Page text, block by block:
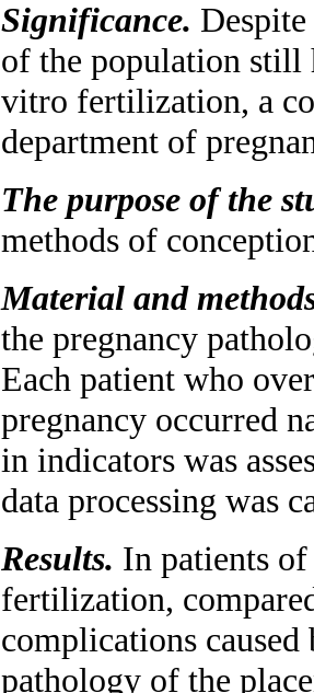
Significance.
of the population still
vitro fertilization, a
department of
The purpose of the
methods of
Material and
the pregnancy
Each patient who
pregnancy occurred
in indicators was
data processing was
Results. In patients
fertilization,
complications
pathology of the